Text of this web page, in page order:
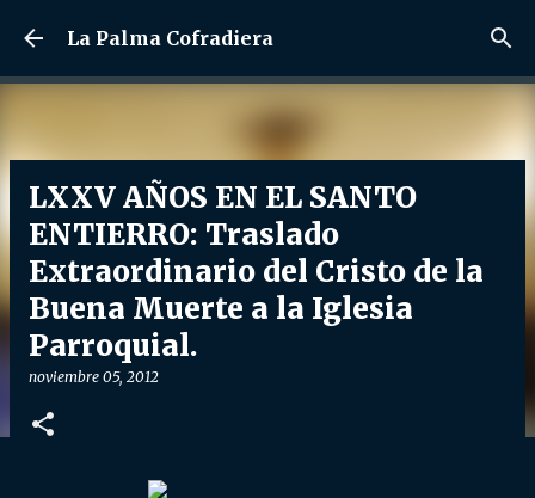
Ir al contenido principal
La Palma Cofradiera
LXXV AÑOS EN EL SANTO
ENTIERRO: Traslado
Extraordinario del Cristo de la
Buena Muerte a la Iglesia
Parroquial.
noviembre 05, 2012